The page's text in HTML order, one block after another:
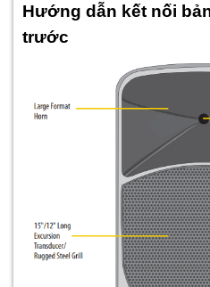
Hướng dẫn kết nối
trước